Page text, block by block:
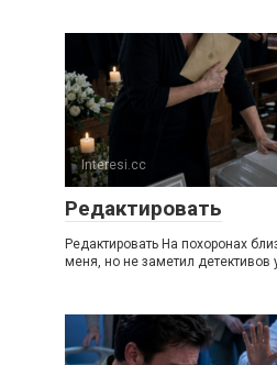
Interesi.cc
Редактировать
Редактировать На похоронах
меня, но не заметил детективов